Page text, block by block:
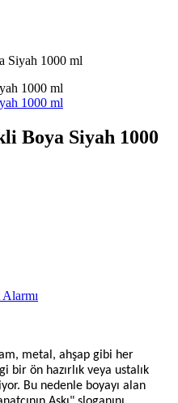
Siyah 1000 ml
Boya Siyah 1000
metal, ahşap gibi her
bir ön hazırlık veya ustalık
Bu nedenle boyayı alan